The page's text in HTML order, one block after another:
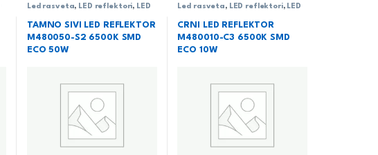
Led rasveta, LED reflektori, LED
TAMNO SIVI LED REFLEKTOR
M480050-S2 6500K SMD
ECO 50W
Led rasveta, LED reflektori, LED
CRNI LED REFLEKTOR
M480010-C3 6500K SMD
ECO 10W